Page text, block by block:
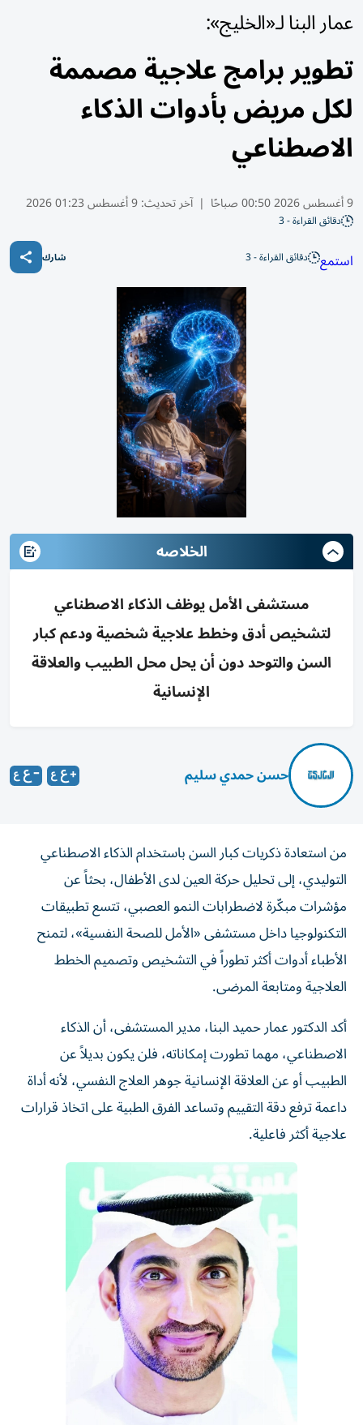
عمار البنا لـ«الخليج»:
تطوير برامج علاجية مصممة
لكل مريض بأدوات الذكاء
الاصطناعي
9 أغسطس 2026 00:50 صباحًا | آخر تحديث:9 أغسطس 01:23 2026
دقائق القراءة - 3
استمع دقائق القراءة - 3 شارك
الخلاصه
مستشفى الأمل يوظف الذكاء الاصطناعي
لتشخيص أدق وخطط علاجية شخصية ودعم كبار
السن والتوحد دون أن يحل محل الطبيب والعلاقة
الإنسانية
حسن حمدي سليم
من استعادة ذكريات كبار السن باستخدام الذكاء الاصطناعي
التوليدي، إلى تحليل حركة العين لدى الأطفال، بحثاً عن
مؤشرات مبكّرة لاضطرابات النمو العصبي، تتسع تطبيقات
التكنولوجيا داخل مستشفى «الأمل للصحة النفسية»، لتمنح
الأطباء أدوات أكثر تطوراً في التشخيص وتصميم الخطط
العلاجية ومتابعة المرضى.
أكد الدكتور عمار حميد البنا، مدير المستشفى، أن الذكاء
الاصطناعي، مهما تطورت إمكاناته، فلن يكون بديلاً عن
الطبيب أو عن العلاقة الإنسانية جوهر العلاج النفسي، لأنه أداة
داعمة ترفع دقة التقييم وتساعد الفرق الطبية على اتخاذ قرارات
علاجية أكثر فاعلية.